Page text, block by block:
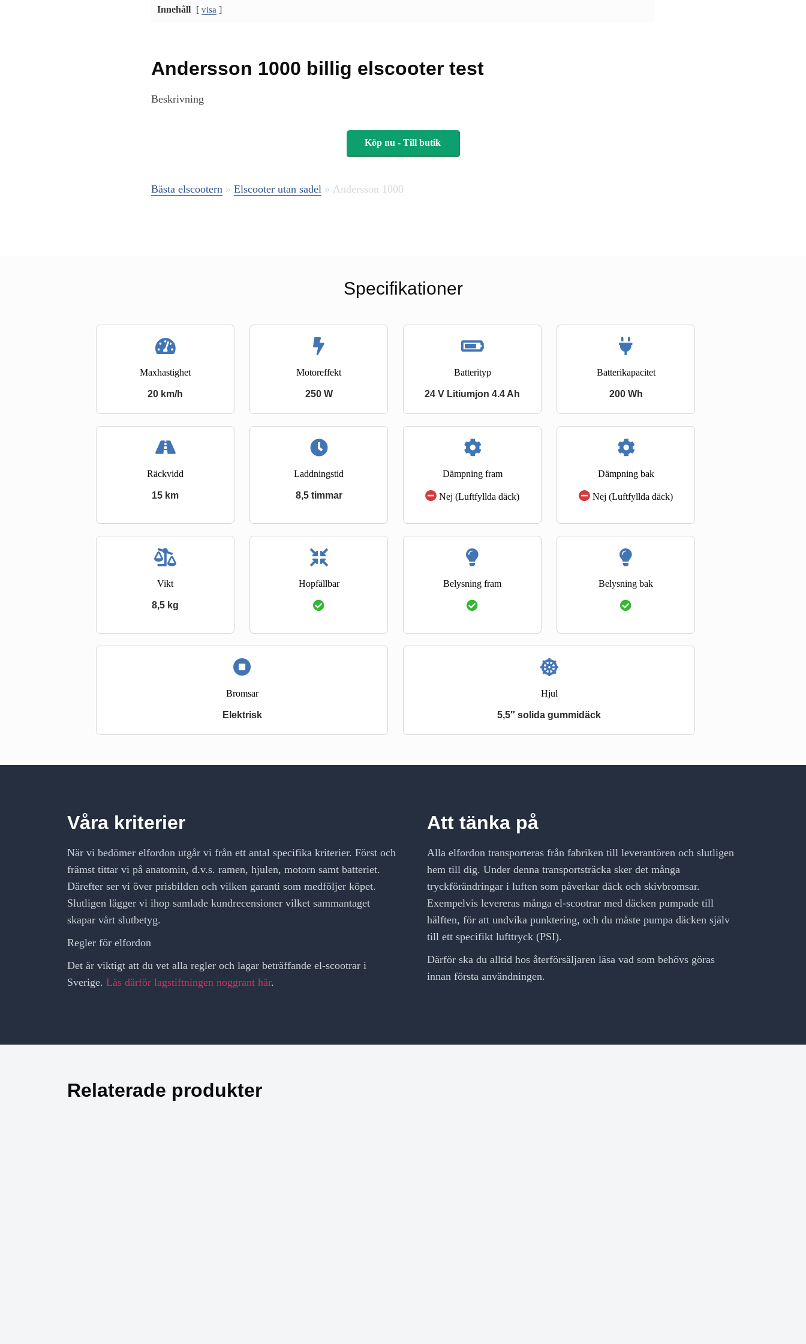
Innehåll [ visa ]
Andersson 1000 billig elscooter test
Beskrivning
Köp nu - Till butik
Bästa elscootern » Elscooter utan sadel » Andersson 1000
Specifikationer
Maxhastighet
20 km/h
Motoreffekt
250 W
Batterityp
24 V Litiumjon 4.4 Ah
Batterikapacitet
200 Wh
Räckvidd
15 km
Laddningstid
8,5 timmar
Dämpning fram
Nej (Luftfyllda däck)
Dämpning bak
Nej (Luftfyllda däck)
Vikt
8,5 kg
Hopfällbar Belysning fram Belysning bak
Bromsar
Elektrisk
Hjul
5,5″ solida gummidäck
Våra kriterier
När vi bedömer elfordon utgår vi från ett antal specifika kriterier. Först och
främst tittar vi på anatomin, d.v.s. ramen, hjulen, motorn samt batteriet.
Därefter ser vi över prisbilden och vilken garanti som medföljer köpet.
Slutligen lägger vi ihop samlade kundrecensioner vilket sammantaget
skapar vårt slutbetyg.
Regler för elfordon
Det är viktigt att du vet alla regler och lagar beträffande el-scootrar i
Sverige. Läs därför lagstiftningen noggrant här.
Att tänka på
Alla elfordon transporteras från fabriken till leverantören och slutligen
hem till dig. Under denna transportsträcka sker det många
tryckförändringar i luften som påverkar däck och skivbromsar.
Exempelvis levereras många el-scootrar med däcken pumpade till
hälften, för att undvika punktering, och du måste pumpa däcken själv
till ett specifikt lufttryck (PSI).
Därför ska du alltid hos återförsäljaren läsa vad som behövs göras
innan första användningen.
Relaterade produkter